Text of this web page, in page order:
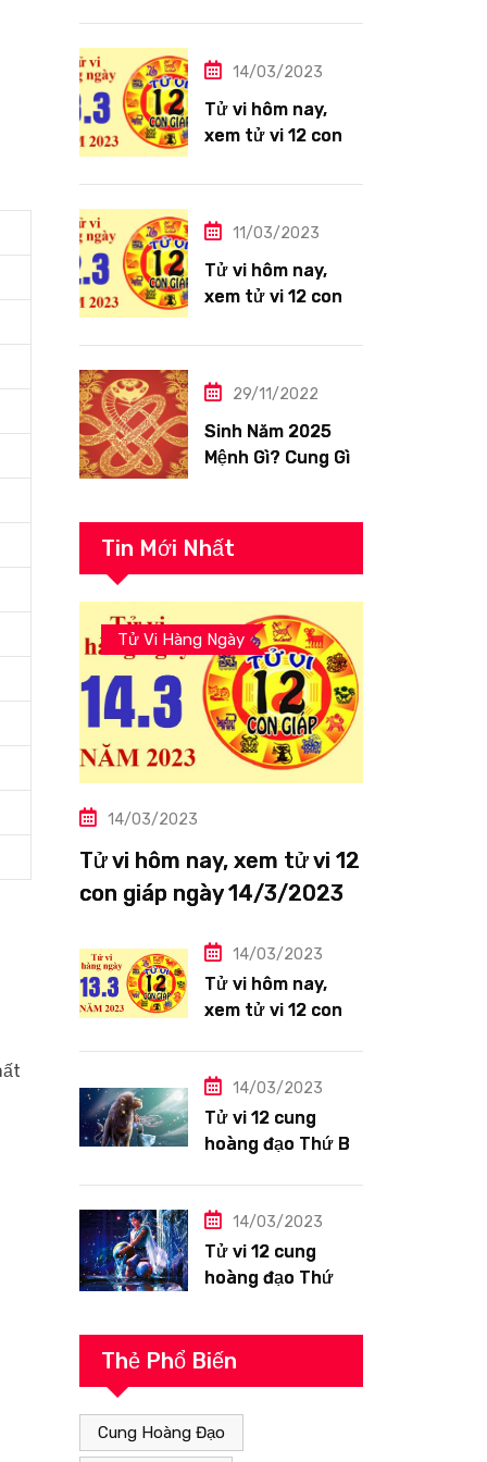
14/3/2023: Tuổi
tươi sáng
14/03/2023
Tử vi hôm nay,
xem tử vi 12 con
13/3/2023: Tuổi
siêng năng
11/03/2023
Tử vi hôm nay,
xem tử vi 12 con
12/3/2023: Tuổi
phúc29/11/2022
Sinh Năm 2025
Mệnh Gì? Cung Gì,
Tin Mới Nhất
Tử Vi Hàng Ngày
14/03/2023
Tử vi hôm nay, xem tử vi 12
con giáp ngày 14/3/2023:
sáng
14/03/2023
Tử vi hôm nay,
xem tử vi 12 con
Hợi công việc
siêng năng
14/03/2023
Tử vi 12 cung
hoàng đạo Thứ Ba
thuận lợi
14/03/2023
Tử vi 12 cung
hoàng đạo Thứ
13/3/2023: Bảo
Bình tài lộc tốt
Thẻ Phổ Biến
Cung Hoàng Đạo